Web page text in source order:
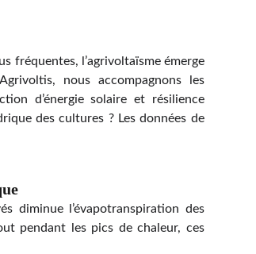
fréquentes, l’agrivoltaïsme émerge
nous accompagnons les
d’énergie solaire et résilience
des cultures ? Les données de
diminue l’évapotranspiration des
pendant les pics de chaleur, ces